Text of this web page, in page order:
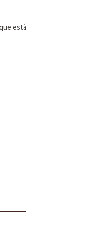
está